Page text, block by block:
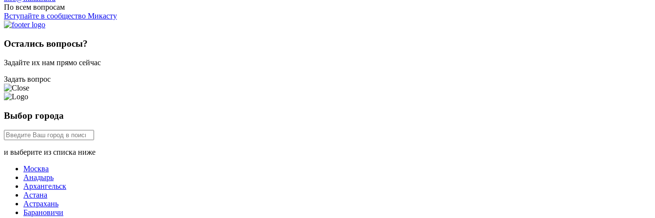
По всем вопросам
Вступайте в сообщество Микасту
Остались вопросы?
Задайте их нам прямо сейчас
Задать вопрос
Выбор города
и выберите из списка ниже
Москва
Анадырь
Архангельск
Астана
Астрахань
Барановичи